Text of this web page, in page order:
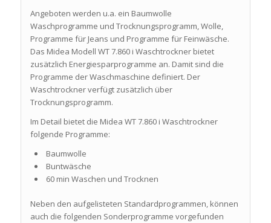
Angeboten werden u.a. ein Baumwolle
Waschprogramme und Trocknungsprogramm, Wolle,
Programme für Jeans und Programme für Feinwäsche.
Das Midea Modell WT 7.860 i Waschtrockner bietet
zusätzlich Energiesparprogramme an. Damit sind die
Programme der Waschmaschine definiert. Der
Waschtrockner verfügt zusätzlich über
Trocknungsprogramm.
Im Detail bietet die Midea WT 7.860 i Waschtrockner
folgende Programme:
Baumwolle
Buntwäsche
60 min Waschen und Trocknen
Neben den aufgelisteten Standardprogrammen, können
auch die folgenden Sonderprogramme vorgefunden